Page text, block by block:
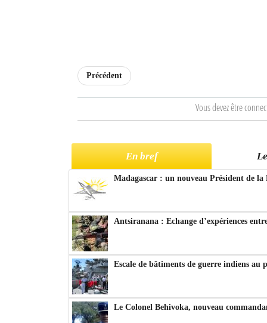
Précédent
Vous devez être
En bref
Madagascar : un nouveau Président de
Antsiranana : Echange d’expériences
Escale de bâtiments de guerre indiens au
Le Colonel Behivoka, nouveau